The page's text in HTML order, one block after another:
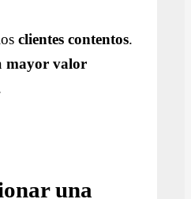
clientes contentos.
mayor valor
una